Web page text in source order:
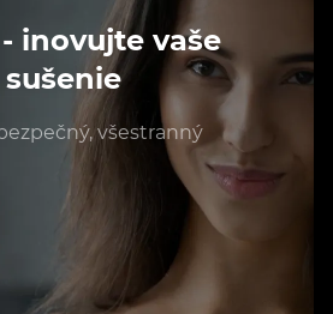
- inovujte vaše
sušenie
všestranný